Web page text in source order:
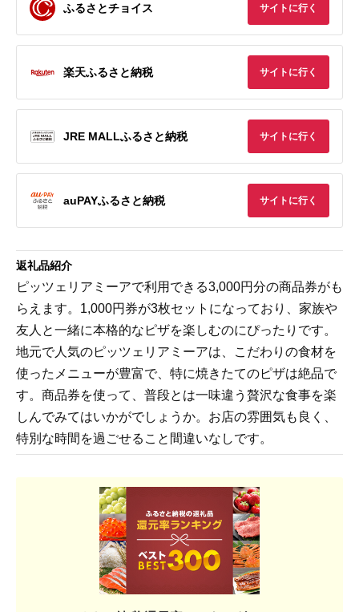
ふるさとチョイス サイトに行く
楽天ふるさと納税 サイトに行く
JRE MALLふるさと納税 サイトに行く
auPAYふるさと納税 サイトに行く
返礼品紹介
ピッツェリアミーアで利用できる3,000円分の商品券がも
らえます。1,000円券が3枚セットになっており、家族や
友人と一緒に本格的なピザを楽しむのにぴったりです。
地元で人気のピッツェリアミーアは、こだわりの食材を
使ったメニューが豊富で、特に焼きたてのピザは絶品で
す。商品券を使って、普段とは一味違う贅沢な食事を楽
しんでみてはいかがでしょうか。お店の雰囲気も良く、
特別な時間を過ごせること間違いなしです。